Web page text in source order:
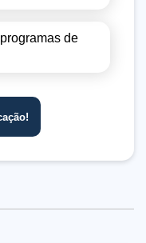
de